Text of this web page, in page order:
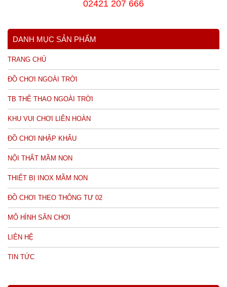
02421 207 666
DANH MỤC SẢN PHẨM
TRANG CHỦ
ĐỒ CHƠI NGOÀI TRỜI
TB THỂ THAO NGOÀI TRỜI
KHU VUI CHƠI LIÊN HOÀN
ĐỒ CHƠI NHẬP KHẨU
NỘI THẤT MẦM NON
THIẾT BỊ INOX MẦM NON
ĐỒ CHƠI THEO THÔNG TƯ 02
MÔ HÌNH SÂN CHƠI
LIÊN HỆ
TIN TỨC